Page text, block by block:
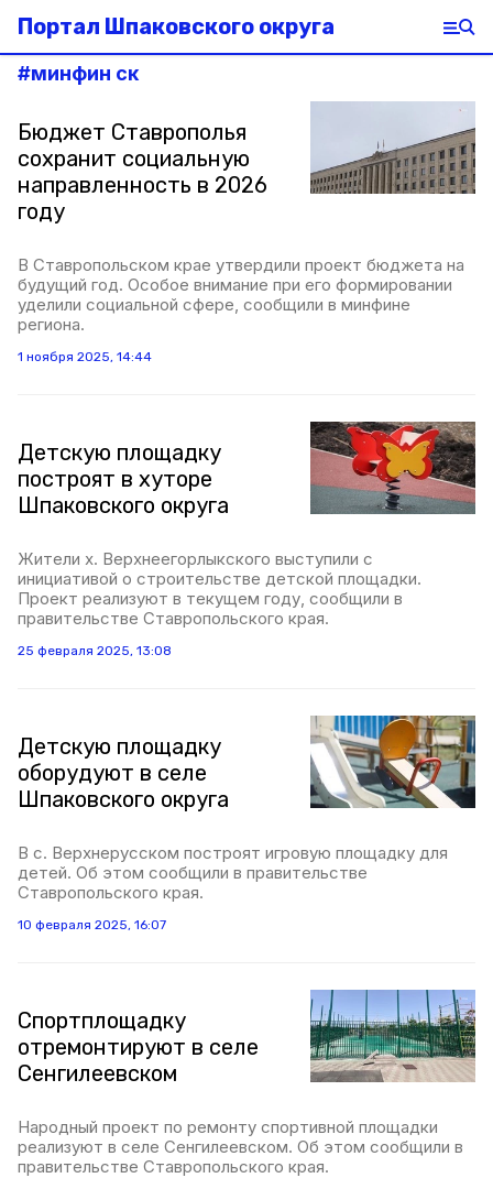
Портал Шпаковского округа
#минфин ск
Бюджет Ставрополья
сохранит социальную
направленность в 2026
году
В Ставропольском крае утвердили проект бюджета на
будущий год. Особое внимание при его формировании
уделили социальной сфере, сообщили в минфине
региона.
1 ноября 2025, 14:44
Детскую площадку
построят в хуторе
Шпаковского округа
Жители х. Верхнеегорлыкского выступили с
инициативой о строительстве детской площадки.
Проект реализуют в текущем году, сообщили в
правительстве Ставропольского края.
25 февраля 2025, 13:08
Детскую площадку
оборудуют в селе
Шпаковского округа
В с. Верхнерусском построят игровую площадку для
детей. Об этом сообщили в правительстве
Ставропольского края.
10 февраля 2025, 16:07
Спортплощадку
отремонтируют в селе
Сенгилеевском
Народный проект по ремонту спортивной площадки
реализуют в селе Сенгилеевском. Об этом сообщили в
правительстве Ставропольского края.